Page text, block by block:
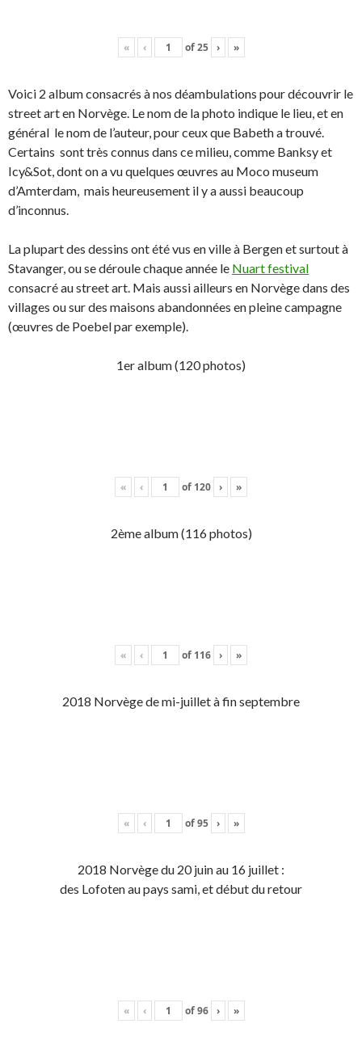
« ‹ of25 › »
Voici 2 album consacrés à nos déambulations pour découvrir le
street art en Norvège. Le nom de la photo indique le lieu, et en
général le nom de l’auteur, pour ceux que Babeth a trouvé.
Certains sont très connus dans ce milieu, comme Banksy et
Icy&Sot, dont on a vu quelques œuvres au Moco museum
d’Amterdam, mais heureusement il y a aussi beaucoup
d’inconnus.
La plupart des dessins ont été vus en ville à Bergen et surtout à
Stavanger, ou se déroule chaque année le Nuart festival
consacré au street art. Mais aussi ailleurs en Norvège dans des
villages ou sur des maisons abandonnées en pleine campagne
(œuvres de Poebel par exemple).
1er album (120 photos)
« ‹ of 120 › »
2ème album (116 photos)
« ‹ of 116 › »
2018 Norvège de mi-juillet à fin septembre
« ‹ of95 › »
2018 Norvège du 20 juin au 16 juillet :
des Lofoten au pays sami, et début du retour
« ‹ of96 › »